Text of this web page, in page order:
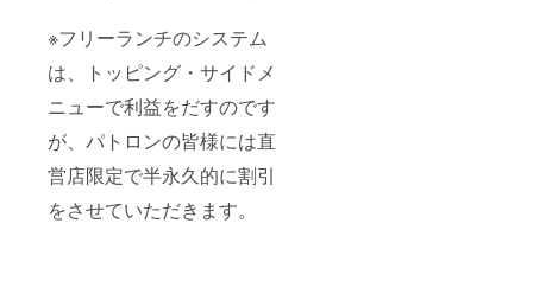
※フリーランチのシステム
は、トッピング・サイドメ
ニューで利益をだすのです
が、パトロンの皆様には直
営店限定で半永久的に割引
をさせていただきます。